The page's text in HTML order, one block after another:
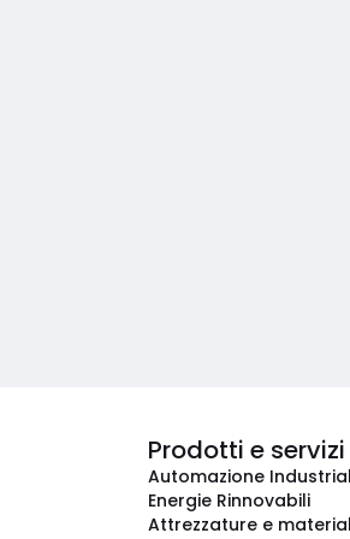
Prodotti e servizi
Automazione
Energie Rinnovabili
Attrezzature e